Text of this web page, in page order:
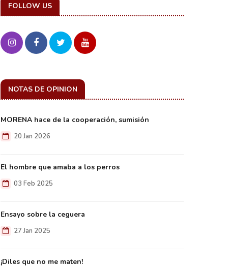
FOLLOW US
NOTAS DE OPINION
MORENA hace de la cooperación, sumisión
20 Jan 2026
El hombre que amaba a los perros
03 Feb 2025
Ensayo sobre la ceguera
27 Jan 2025
¡Diles que no me maten!